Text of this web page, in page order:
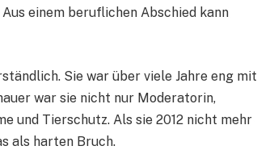
einem beruflichen Abschied kann
Sie war über viele Jahre eng mit
war sie nicht nur Moderatorin,
und Tierschutz. Als sie 2012 nicht mehr
als harten Bruch.